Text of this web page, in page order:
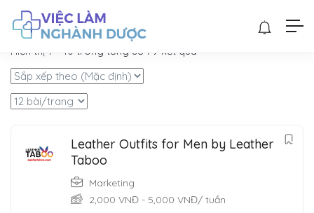
Filter
Hiển thị 1 10 trong tổng số 79 kết quả
Leather Outfits for Men by Leather
Taboo
Marketing
2,000 VNĐ - 5,000 VNĐ/ tuần